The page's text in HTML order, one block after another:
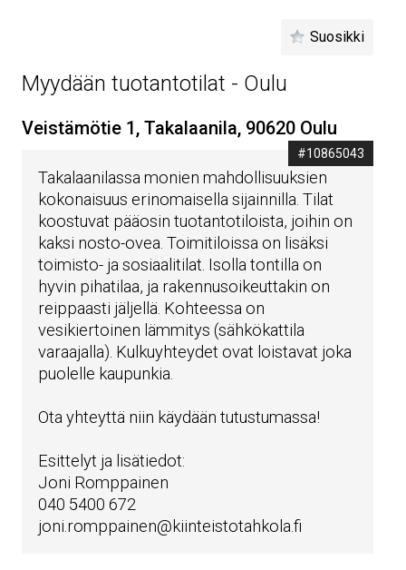
Suosikki
Myydään tuotantotilat - Oulu
Veistämötie 1, Takalaanila, 90620 Oulu
#10865043
Takalaanilassa monien mahdollisuuksien
kokonaisuus erinomaisella sijainnilla. Tilat
koostuvat pääosin tuotantotiloista, joihin on
kaksi nosto-ovea. Toimitiloissa on lisäksi
toimisto- ja sosiaalitilat. Isolla tontilla on
hyvin pihatilaa, ja rakennusoikeuttakin on
reippaasti jäljellä. Kohteessa on
vesikiertoinen lämmitys (sähkökattila
varaajalla). Kulkuyhteydet ovat loistavat joka
puolelle kaupunkia.
Ota yhteyttä niin käydään tutustumassa!
Esittelyt ja lisätiedot:
Joni Romppainen
040 5400 672
joni.romppainen@kiinteistotahkola.fi